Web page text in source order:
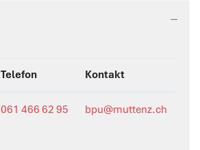
Telefon Kontakt
061 466 62 95 bpu@muttenz.ch